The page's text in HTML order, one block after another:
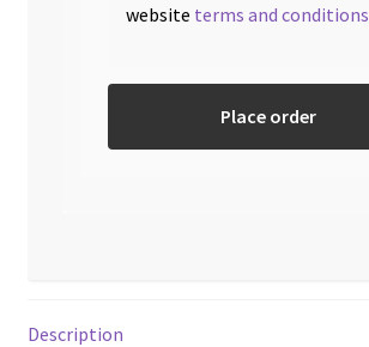
website terms and conditions
Place order
Description